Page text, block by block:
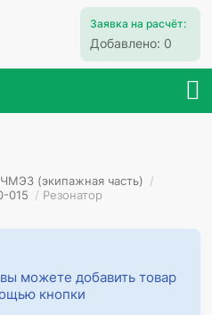
Заявка на расчёт:
Добавлено: 0
(экипажная часть) /
015 / Резонатор
можете добавить товар
кнопки